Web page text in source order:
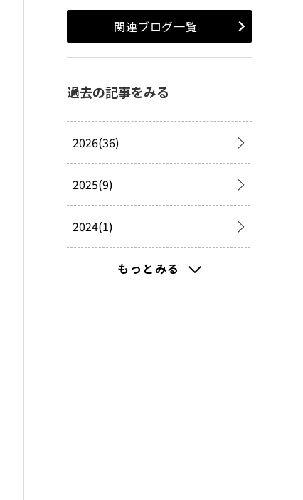
関連ブログ一覧
過去の記事をみる
2026(36)
2025(9)
2024(1)
もっとみる